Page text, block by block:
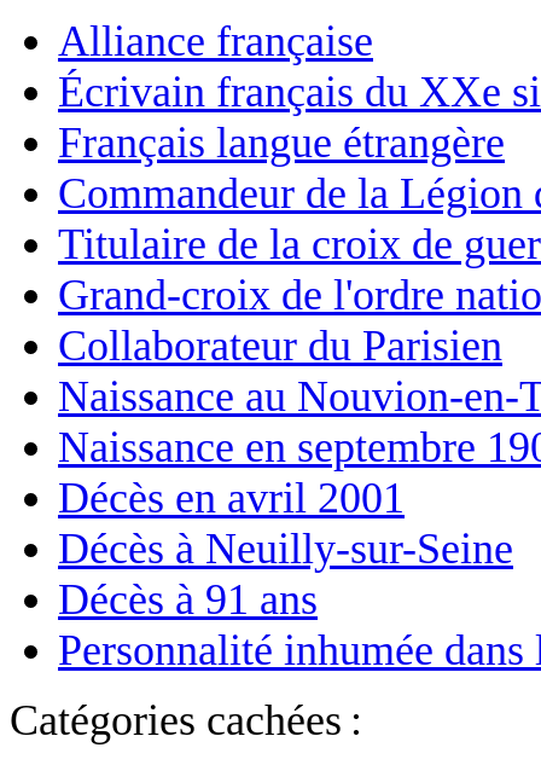
Alliance française
Écrivain français du XXe
Français langue étrangère
Commandeur de la Légion
Titulaire de la croix de
Grand-croix de l'ordre
Collaborateur du Parisien
Naissance au Nouvion-en-
Naissance en septembre
Décès en avril 2001
Décès à Neuilly-sur-Seine
Décès à 91 ans
Personnalité inhumée
Catégories cachées :